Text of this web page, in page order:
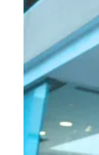
EscadaVila Porto
Para Sua Empresa
Anuncie no Portal
Guia de Empresas
Divulgar VagasNovo
Publicidade Legal
Negócios Regionais
Turismo
Segurança Regional
Hospitais Estaduais
Cidades da Região
Santana de Parnaíba
Osasco
do Bom Jesus
Araçariguama